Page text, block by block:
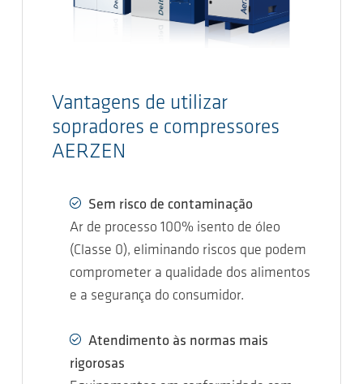
Vantagens de utilizar
sopradores e compressores
AERZEN
Sem risco de contaminação
Ar de processo 100% isento de óleo
(Classe 0), eliminando riscos que podem
comprometer a qualidade dos alimentos
e a segurança do consumidor.
Atendimento às normas mais
rigorosas